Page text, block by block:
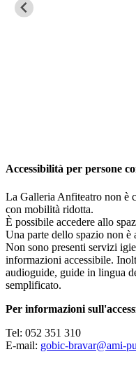
Accessibilità per persone
La Galleria Anfiteatro non è
con mobilità ridotta.
È possibile accedere allo
Una parte dello spazio non è
Non sono presenti servizi
informazioni accessibile.
audioguide, guide in lingua
semplificato.
Per informazioni
Tel: 052 351 310
E-mail: gobic-bravar@ami-